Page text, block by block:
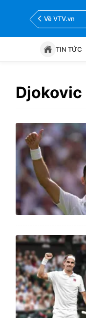
Về VTV.vn
TIN TỨC
Djokovic